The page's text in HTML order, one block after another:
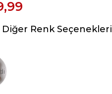
Diğer Renk Seçenekleri